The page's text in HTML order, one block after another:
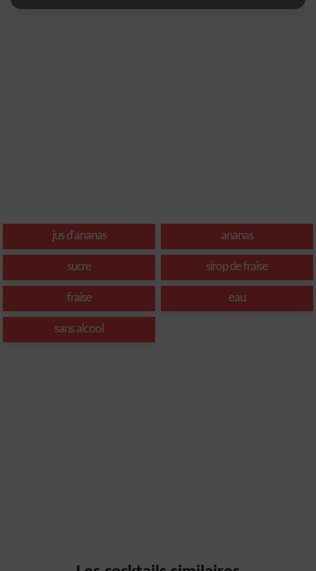
jus d'ananas ananas
sucre sirop de fraise
fraise eau
sans alcool